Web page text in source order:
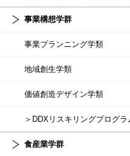
事業構想学群
事業プランニング学類
地域創生学類
価値創造デザイン学類
＞DDXリスキリングプログラ
食産業学群